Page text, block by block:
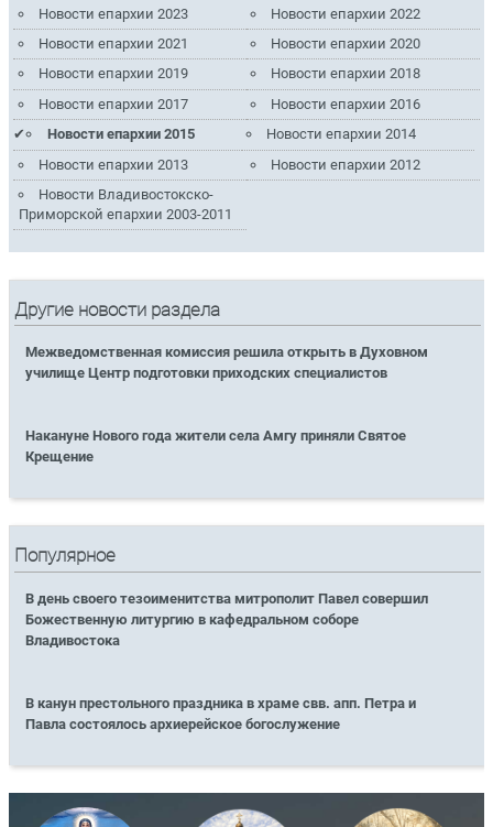
Новости епархии 2023
Новости епархии 2022
Новости епархии 2021
Новости епархии 2020
Новости епархии 2019
Новости епархии 2018
Новости епархии 2017
Новости епархии 2016
Новости епархии 2015
Новости епархии 2014
Новости епархии 2013
Новости епархии 2012
Новости Владивостокско-
Приморской епархии 2003-2011
Другие новости раздела
Межведомственная комиссия решила открыть в Духовном
училище Центр подготовки приходских специалистов
Накануне Нового года жители села Амгу приняли Святое
Крещение
Популярное
В день своего тезоименитства митрополит Павел совершил
Божественную литургию в кафедральном соборе
Владивостока
В канун престольного праздника в храме свв. апп. Петра и
Павла состоялось архиерейское богослужение